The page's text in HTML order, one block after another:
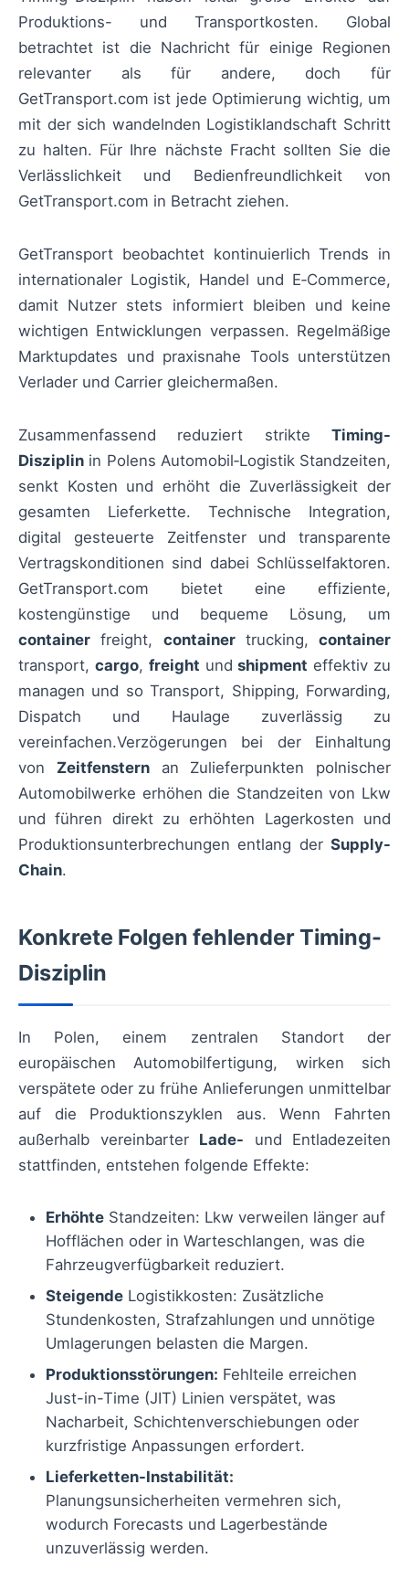
Produktions- und Transportkosten. Global
betrachtet ist die Nachricht für einige Regionen
relevanter als für andere, doch für
GetTransport.com ist jede Optimierung wichtig, um
mit der sich wandelnden Logistiklandschaft Schritt
zu halten. Für Ihre nächste Fracht sollten Sie die
Verlässlichkeit und Bedienfreundlichkeit von
GetTransport.com in Betracht ziehen.
GetTransport beobachtet kontinuierlich Trends in
internationaler Logistik, Handel und E‑Commerce,
damit Nutzer stets informiert bleiben und keine
wichtigen Entwicklungen verpassen. Regelmäßige
Marktupdates und praxisnahe Tools unterstützen
Verlader und Carrier gleichermaßen.
Zusammenfassend reduziert strikte Timing-
Disziplin in Polens Automobil‑Logistik Standzeiten,
senkt Kosten und erhöht die Zuverlässigkeit der
gesamten Lieferkette. Technische Integration,
digital gesteuerte Zeitfenster und transparente
Vertragskonditionen sind dabei Schlüsselfaktoren.
GetTransport.com bietet eine effiziente,
kostengünstige und bequeme Lösung, um
container freight, containertrucking, container
transport, cargo, freight undshipment effektiv zu
managen und so Transport, Shipping, Forwarding,
Dispatch und Haulage zuverlässig zu
vereinfachen.Verzögerungen bei der Einhaltung
von Zeitfensternan Zulieferpunkten polnischer
Automobilwerke erhöhen die Standzeiten von Lkw
und führen direkt zu erhöhten Lagerkosten und
Produktionsunterbrechungen entlang der Supply-
Chain.
Konkrete Folgen fehlender Timing-
Disziplin
In Polen, einem zentralen Standort der
europäischen Automobilfertigung, wirken sich
verspätete oder zu frühe Anlieferungen unmittelbar
auf die Produktionszyklen aus. Wenn Fahrten
außerhalb vereinbarter Lade- und Entladezeiten
stattfinden, entstehen folgende Effekte:
Erhöhte Standzeiten: Lkw verweilen länger auf
Hofflächen oder in Warteschlangen, was die
Fahrzeugverfügbarkeit reduziert.
Steigende Logistikkosten: Zusätzliche
Stundenkosten, Strafzahlungen und unnötige
Umlagerungen belasten die Margen.
Produktionsstörungen: Fehlteile erreichen
Just-in-Time (JIT) Linien verspätet, was
Nacharbeit, Schichtenverschiebungen oder
kurzfristige Anpassungen erfordert.
Lieferketten-Instabilität:
Planungsunsicherheiten vermehren sich,
wodurch Forecasts und Lagerbestände
unzuverlässig werden.